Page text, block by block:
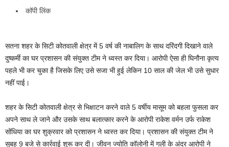
कॉपी लिंक
सतना शहर के सिटी कोतवाली क्षेत्र में 5 वर्ष की नाबालिग के साथ दरिंदगी दिखाने वाले
दुष्कर्मी का घर प्रशासन की संयुक्त टीम ने ध्वस्त कर दिया। आरोपी ऐसा ही घिनौना कृत्य
पहले भी कर चुका है जिसके लिए उसे सजा भी हुई लेकिन 10 साल की जेल भी उसे सुधार
नहीं पाई।
शहर के सिटी कोतवाली क्षेत्र से भिक्षाटन करने वाले 5 वर्षीय मासूम को बहला फुसला कर
अपने साथ ले जाने और उसके साथ बलात्कार करने के आरोपी राकेश वर्मन उर्फ राकेश
सोंधिया का घर शुक्रवार को प्रशासन ने ध्वस्त कर दिया। प्रशासन की संयुक्त टीम ने
सुबह 9 बजे से कार्रवाई शुरू कर दी। जीवन ज्योति कॉलोनी में गली के अंदर आरोपी ने